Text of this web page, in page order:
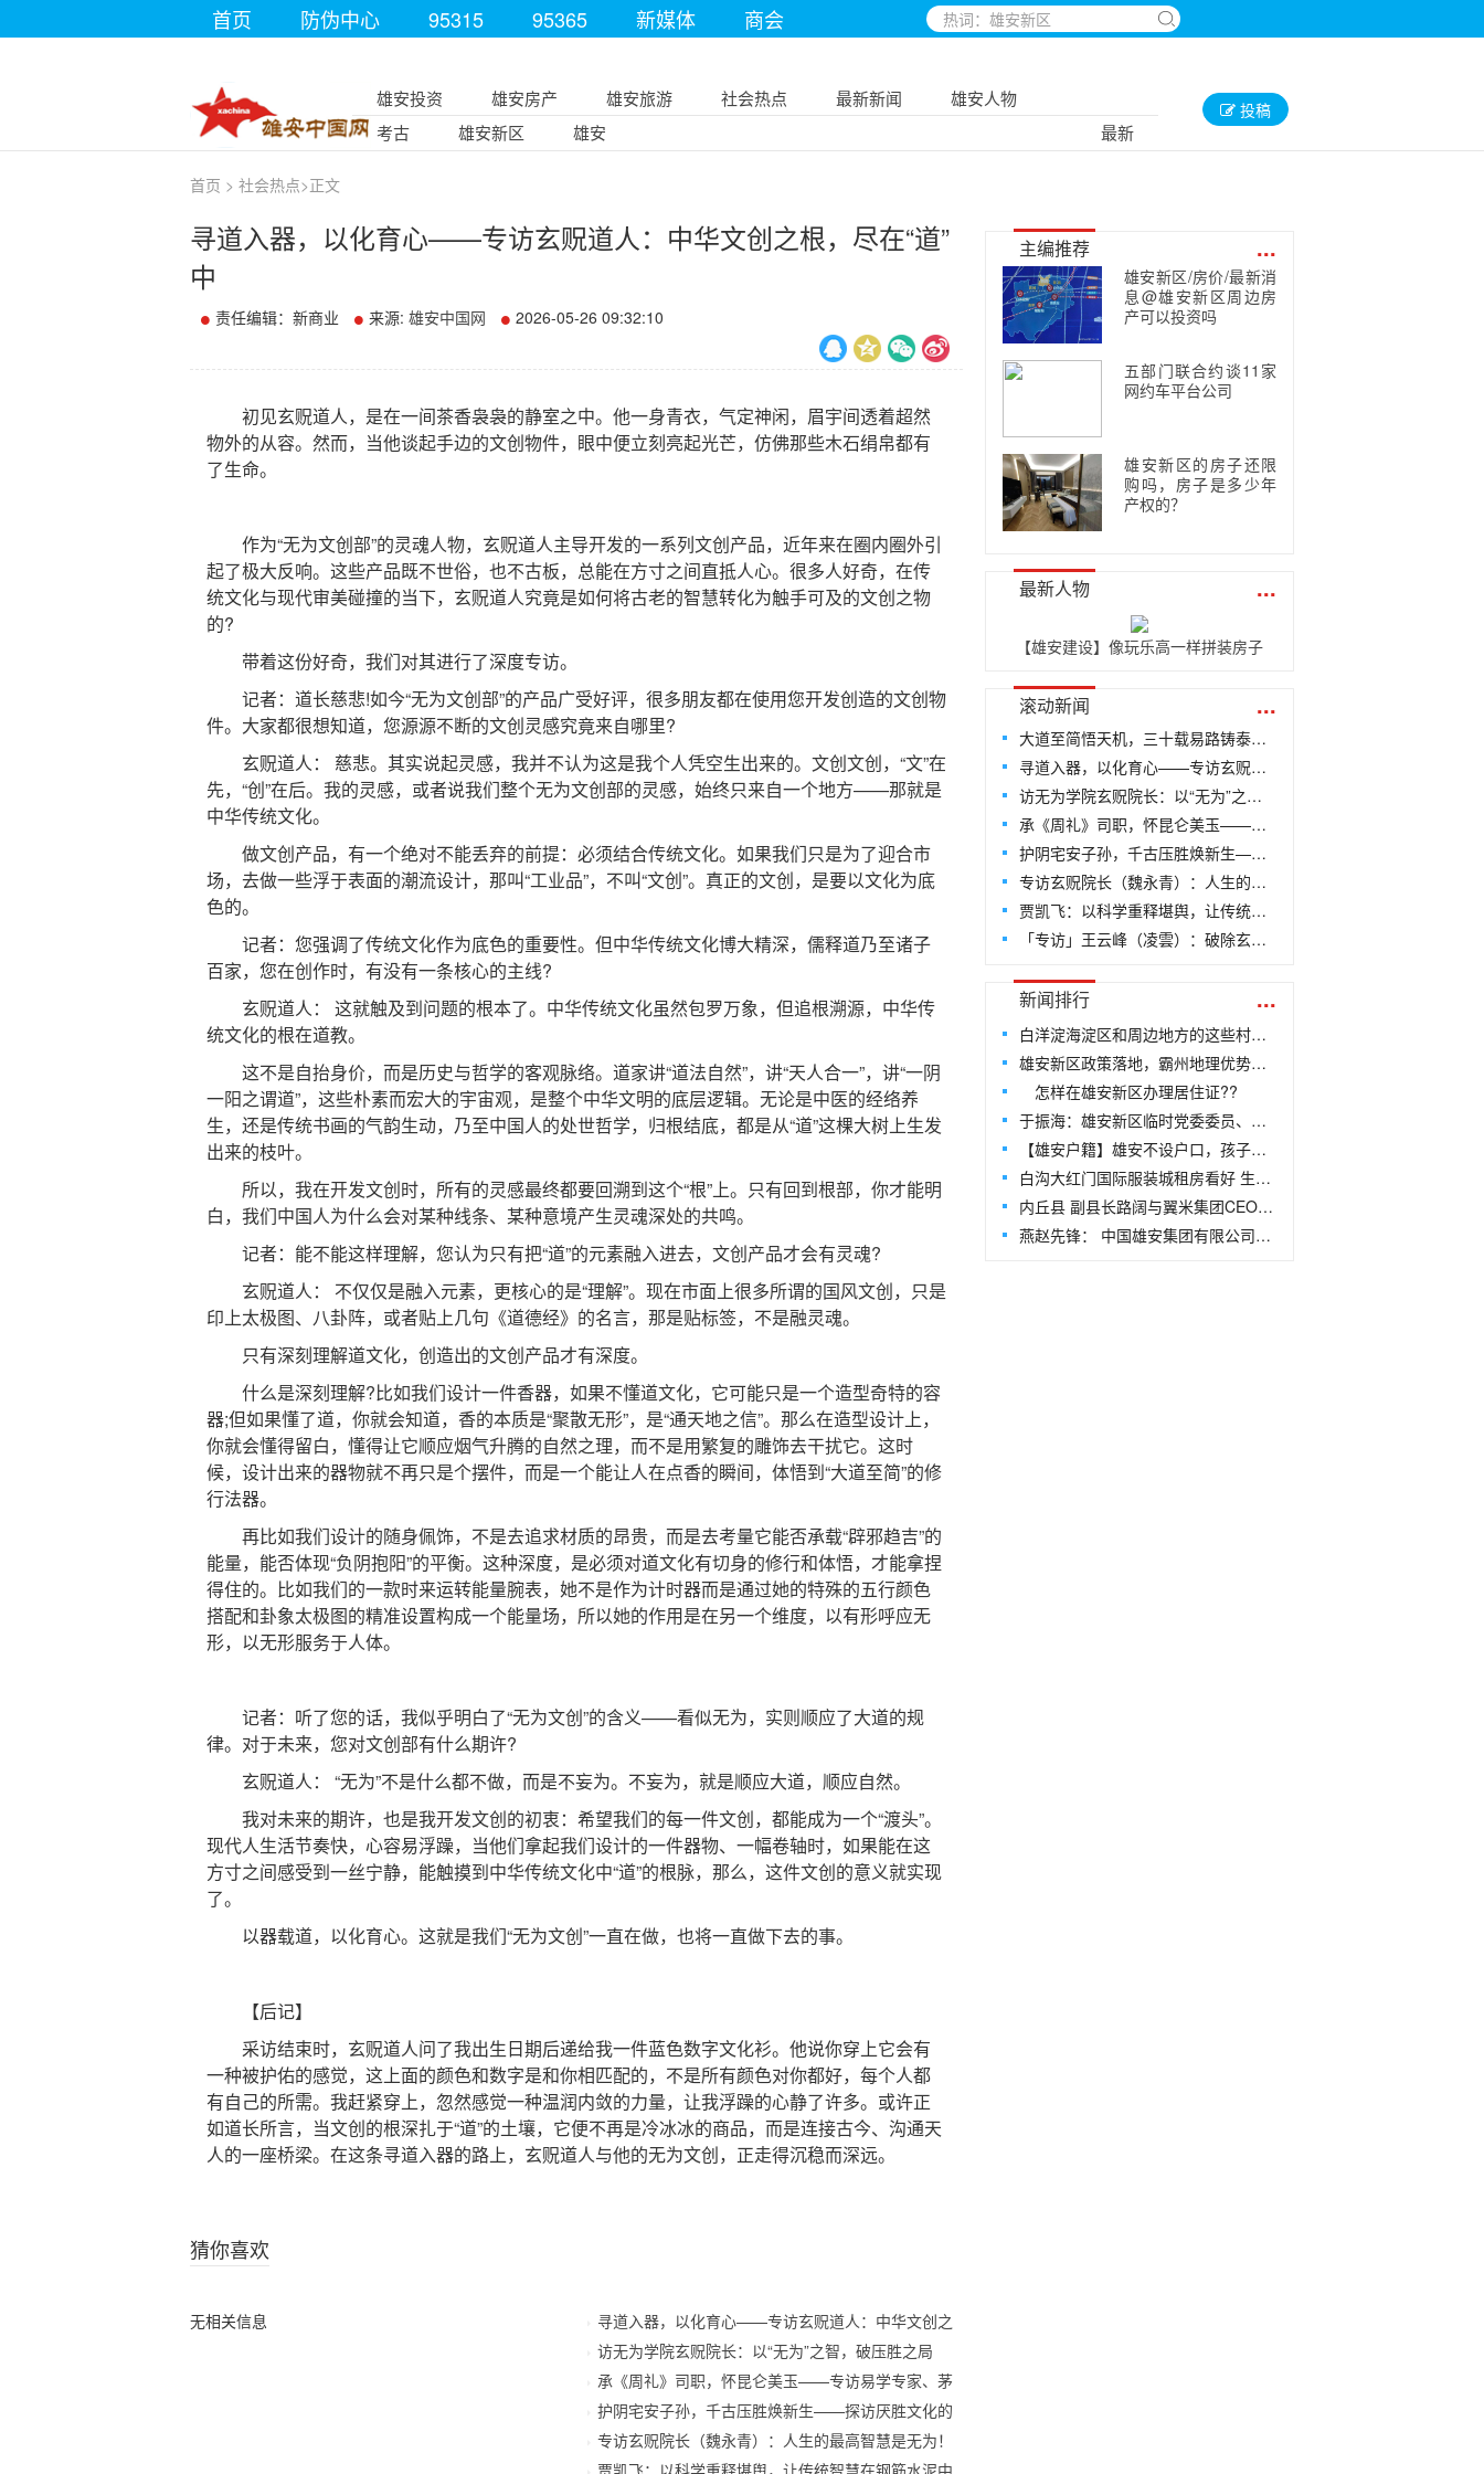
首页 防伪中心 95315 95365 新媒体 商会
雄安投资 雄安房产 雄安旅游 社会热点 最新新闻
雄安人物
考古
雄安新区 雄安 最新
投稿
首页 > 社会热点>正文
寻道入器，以化育心——专访玄贶道人：中华文创之根，尽在“道”
中
责任编辑：新商业 来源: 雄安中国网 2026-05-26 09:32:10
初见玄贶道人，是在一间茶香袅袅的静室之中。他一身青衣，气定神闲，眉宇间透着超然
物外的从容。然而，当他谈起手边的文创物件，眼中便立刻亮起光芒，仿佛那些木石绢帛都有
了生命。
作为“无为文创部”的灵魂人物，玄贶道人主导开发的一系列文创产品，近年来在圈内圈外引
起了极大反响。这些产品既不世俗，也不古板，总能在方寸之间直抵人心。很多人好奇，在传
统文化与现代审美碰撞的当下，玄贶道人究竟是如何将古老的智慧转化为触手可及的文创之物
的?
带着这份好奇，我们对其进行了深度专访。
记者：道长慈悲!如今“无为文创部”的产品广受好评，很多朋友都在使用您开发创造的文创物
件。大家都很想知道，您源源不断的文创灵感究竟来自哪里?
玄贶道人： 慈悲。其实说起灵感，我并不认为这是我个人凭空生出来的。文创文创，“文”在
先，“创”在后。我的灵感，或者说我们整个无为文创部的灵感，始终只来自一个地方——那就是
中华传统文化。
做文创产品，有一个绝对不能丢弃的前提：必须结合传统文化。如果我们只是为了迎合市
场，去做一些浮于表面的潮流设计，那叫“工业品”，不叫“文创”。真正的文创，是要以文化为底
色的。
记者：您强调了传统文化作为底色的重要性。但中华传统文化博大精深，儒释道乃至诸子
百家，您在创作时，有没有一条核心的主线?
玄贶道人： 这就触及到问题的根本了。中华传统文化虽然包罗万象，但追根溯源，中华传
统文化的根在道教。
这不是自抬身价，而是历史与哲学的客观脉络。道家讲“道法自然”，讲“天人合一”，讲“一阴
一阳之谓道”，这些朴素而宏大的宇宙观，是整个中华文明的底层逻辑。无论是中医的经络养
生，还是传统书画的气韵生动，乃至中国人的处世哲学，归根结底，都是从“道”这棵大树上生发
出来的枝叶。
所以，我在开发文创时，所有的灵感最终都要回溯到这个“根”上。只有回到根部，你才能明
白，我们中国人为什么会对某种线条、某种意境产生灵魂深处的共鸣。
记者：能不能这样理解，您认为只有把“道”的元素融入进去，文创产品才会有灵魂?
玄贶道人： 不仅仅是融入元素，更核心的是“理解”。现在市面上很多所谓的国风文创，只是
印上太极图、八卦阵，或者贴上几句《道德经》的名言，那是贴标签，不是融灵魂。
只有深刻理解道文化，创造出的文创产品才有深度。
什么是深刻理解?比如我们设计一件香器，如果不懂道文化，它可能只是一个造型奇特的容
器;但如果懂了道，你就会知道，香的本质是“聚散无形”，是“通天地之信”。那么在造型设计上，
你就会懂得留白，懂得让它顺应烟气升腾的自然之理，而不是用繁复的雕饰去干扰它。这时
候，设计出来的器物就不再只是个摆件，而是一个能让人在点香的瞬间，体悟到“大道至简”的修
行法器。
再比如我们设计的随身佩饰，不是去追求材质的昂贵，而是去考量它能否承载“辟邪趋吉”的
能量，能否体现“负阴抱阳”的平衡。这种深度，是必须对道文化有切身的修行和体悟，才能拿捏
得住的。比如我们的一款时来运转能量腕表，她不是作为计时器而是通过她的特殊的五行颜色
搭配和卦象太极图的精准设置构成一个能量场，所以她的作用是在另一个维度，以有形呼应无
形，以无形服务于人体。
记者：听了您的话，我似乎明白了“无为文创”的含义——看似无为，实则顺应了大道的规
律。对于未来，您对文创部有什么期许?
玄贶道人： “无为”不是什么都不做，而是不妄为。不妄为，就是顺应大道，顺应自然。
我对未来的期许，也是我开发文创的初衷：希望我们的每一件文创，都能成为一个“渡头”。
现代人生活节奏快，心容易浮躁，当他们拿起我们设计的一件器物、一幅卷轴时，如果能在这
方寸之间感受到一丝宁静，能触摸到中华传统文化中“道”的根脉，那么，这件文创的意义就实现
了。
以器载道，以化育心。这就是我们“无为文创”一直在做，也将一直做下去的事。
【后记】
采访结束时，玄贶道人问了我出生日期后递给我一件蓝色数字文化衫。他说你穿上它会有
一种被护佑的感觉，这上面的颜色和数字是和你相匹配的，不是所有颜色对你都好，每个人都
有自己的所需。我赶紧穿上，忽然感觉一种温润内敛的力量，让我浮躁的心静了许多。或许正
如道长所言，当文创的根深扎于“道”的土壤，它便不再是冷冰冰的商品，而是连接古今、沟通天
人的一座桥梁。在这条寻道入器的路上，玄贶道人与他的无为文创，正走得沉稳而深远。
猜你喜欢
无相关信息
寻道入器，以化育心——专访玄贶道人：中华文创之
访无为学院玄贶院长：以“无为”之智，破压胜之局
承《周礼》司职，怀昆仑美玉——专访易学专家、茅
护阴宅安子孙，千古压胜焕新生——探访厌胜文化的
专访玄贶院长（魏永青）：人生的最高智慧是无为！
贾凯飞：以科学重释堪舆，让传统智慧在钢筋水泥中
主编推荐 ...
雄安新区/房价/最新消
息@雄安新区周边房
产可以投资吗
五部门联合约谈11家
网约车平台公司
雄安新区的房子还限
购吗，房子是多少年
产权的？
最新人物 ...
【雄安建设】像玩乐高一样拼装房子
滚动新闻 ...
大道至简悟天机，三十载易路铸泰斗——专访当代国学泰斗、易量子老师王开勇
寻道入器，以化育心——专访玄贶道人：中华文创之根，尽在“道”中
访无为学院玄贶院长：以“无为”之智，破压胜之局——探寻文创传承的千年回响
承《周礼》司职，怀昆仑美玉——专访易学专家、茅山上清派79代弟子司瑶
护阴宅安子孙，千古压胜焕新生——探访厌胜文化的现代传承与无为学院文创的破局之路
专访玄贶院长（魏永青）：人生的最高智慧是无为！
贾凯飞：以科学重释堪舆，让传统智慧在钢筋水泥中“去魅”新生——记北京国培世纪教育科学技术院咸阳市分院院长贾凯飞
「专访」王云峰（凌雲）：破除玄学迷雾，融通古今之境——专访北京国培世纪教育科学技术院山东济南市分院长
新闻排行 ...
白洋淀海淀区和周边地方的这些村庄很可能要搬迁
雄安新区政策落地，霸州地理优势凸显
怎样在雄安新区办理居住证??
于振海：雄安新区临时党委委员、筹备工作委员会副主任
【雄安户籍】雄安不设户口，孩子凭居住证就近入学
白沟大红门国际服装城租房看好 生意惨淡
内丘县 副县长路阔与翼米集团CEO祝焱共同考察雄安新区
燕赵先锋： 中国雄安集团有限公司董事、副总经理翟伟